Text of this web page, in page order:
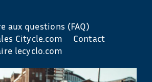
aux questions (FAQ)
Citycle.com
Contact
lecyclo.com